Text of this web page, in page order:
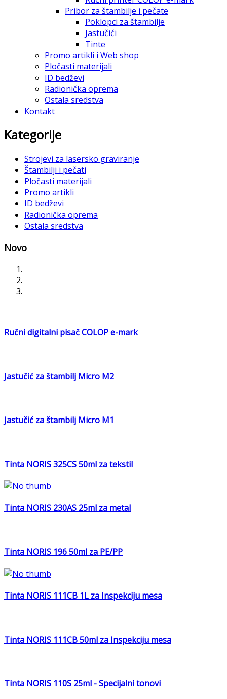
Pribor za štambilje i pečate
Poklopci za štambilje
Jastučići
Tinte
Promo artikli i Web shop
Pločasti materijali
ID bedževi
Radionička oprema
Ostala sredstva
Kontakt
Kategorije
Strojevi za lasersko graviranje
Štambilji i pečati
Pločasti materijali
Promo artikli
ID bedževi
Radionička oprema
Ostala sredstva
Novo
Ručni digitalni pisač COLOP e-mark
Jastučić za štambilj Micro M2
Jastučić za štambilj Micro M1
Tinta NORIS 325CS 50ml za tekstil
Tinta NORIS 230AS 25ml za metal
Tinta NORIS 196 50ml za PE/PP
Tinta NORIS 111CB 1L za Inspekciju mesa
Tinta NORIS 111CB 50ml za Inspekciju mesa
Tinta NORIS 110S 25ml - Specijalni tonovi